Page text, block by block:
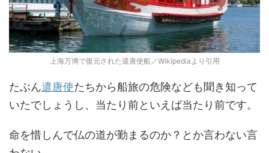
上海万博で復元された遣唐使船／Wikipediaより引用
たぶん遣唐使たちから船旅の危険なども聞き知って
いたでしょうし、当たり前といえば当たり前です。
命を惜しんで仏の道が勤まるのか？とか言わない言